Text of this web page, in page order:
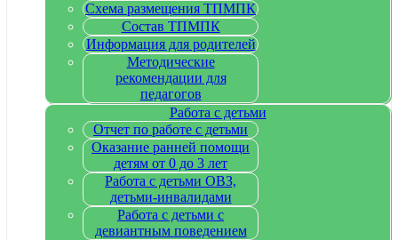
Схема размещения ТПМПК
Состав ТПМПК
Информация для родителей
Методические
рекомендации для
педагогов
Работа с детьми
Отчет по работе с детьми
Оказание ранней помощи
детям от 0 до 3 лет
Работа с детьми ОВЗ,
детьми-инвалидами
Работа с детьми с
девиантным поведением